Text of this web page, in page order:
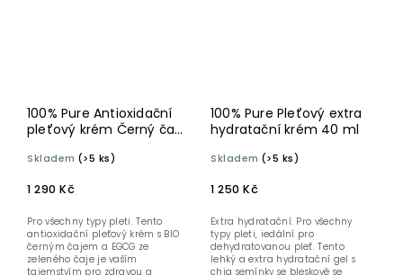
100% Pure Antioxidační
pleťový krém Černý čaj
Skladem (>5 ks)
1 290 Kč
Pro všechny typy pleti. Tento
antioxidační pleťový krém s BIO
černým čajem a EGCG ze
zeleného čaje je vaším
tajemstvím pro zdravou a
100% Pure Pleťový extra
hydratační krém 40 ml
Skladem (>5 ks)
1 250 Kč
Extra hydratační. Pro všechny
typy pleti, iedální pro
dehydratovanou pleť. Tento
lehký a extra hydratační gel s
chia semínky se bleskově se